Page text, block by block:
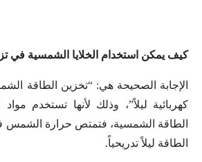
كيف يمكن استخدام الخلايا الشمسية في
الإجابة الصحيحة هي: “تخزين الطاقة
كهربائية ليلاً”، وذلك لأنها تستخدم
الطاقة الشمسية، فتمتص حرارة الشمس
الطاقة ليلاً تدريحياً.